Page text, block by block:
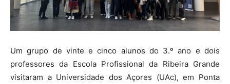
Um grupo de vinte e cinco alunos do 3.º ano e dois
professores da Escola Profissional da Ribeira Grande
visitaram a Universidade dos Açores (UAc), em Ponta